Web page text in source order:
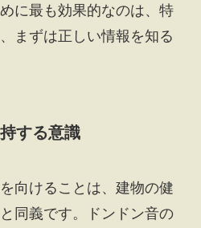
に最も効果的なのは、特
まずは正しい情報を知る
する意識
向けることは、建物の健
同義です。ドンドン音の